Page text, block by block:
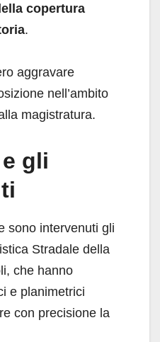
copertura
.
aggravare
nell’ambito
magistratura.
gli
sono intervenuti gli
Stradale della
che hanno
e planimetrici
con precisione la